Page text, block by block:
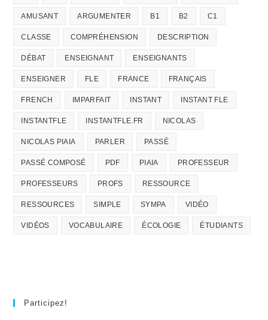
AMUSANT ARGUMENTER B1 B2 C1
CLASSE COMPRÉHENSION DESCRIPTION
DÉBAT ENSEIGNANT ENSEIGNANTS
ENSEIGNER FLE FRANCE FRANÇAIS
FRENCH IMPARFAIT INSTANT INSTANT FLE
INSTANTFLE INSTANTFLE.FR NICOLAS
NICOLAS PIAIA PARLER PASSÉ
PASSÉ COMPOSÉ PDF PIAIA PROFESSEUR
PROFESSEURS PROFS RESSOURCE
RESSOURCES SIMPLE SYMPA VIDÉO
VIDÉOS VOCABULAIRE ÉCOLOGIE ÉTUDIANTS
Participez!